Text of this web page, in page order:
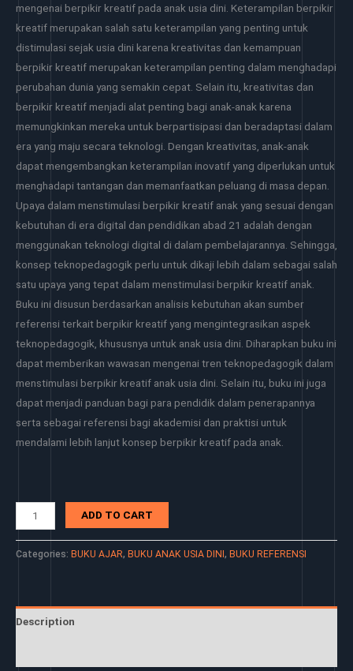
mengenai berpikir kreatif pada anak usia dini. Keterampilan berpikir
kreatif merupakan salah satu keterampilan yang penting untuk
distimulasi sejak usia dini karena kreativitas dan kemampuan
berpikir kreatif merupakan keterampilan penting dalam menghadapi
perubahan dunia yang semakin cepat. Selain itu, kreativitas dan
berpikir kreatif menjadi alat penting bagi anak-anak karena
memungkinkan mereka untuk berpartisipasi dan beradaptasi dalam
era yang maju secara teknologi. Dengan kreativitas, anak-anak
dapat mengembangkan keterampilan inovatif yang diperlukan untuk
menghadapi tantangan dan memanfaatkan peluang di masa depan.
Upaya dalam menstimulasi berpikir kreatif anak yang sesuai dengan
kebutuhan di era digital dan pendidikan abad 21 adalah dengan
menggunakan teknologi digital di dalam pembelajarannya. Sehingga,
konsep teknopedagogik perlu untuk dikaji lebih dalam sebagai salah
satu upaya yang tepat dalam menstimulasi berpikir kreatif anak.
Buku ini disusun berdasarkan analisis kebutuhan akan sumber
referensi terkait berpikir kreatif yang mengintegrasikan aspek
teknopedagogik, khususnya untuk anak usia dini. Diharapkan buku ini
dapat memberikan wawasan mengenai tren teknopedagogik dalam
menstimulasi berpikir kreatif anak usia dini. Selain itu, buku ini juga
dapat menjadi panduan bagi para pendidik dalam penerapannya
serta sebagai referensi bagi akademisi dan praktisi untuk
mendalami lebih lanjut konsep berpikir kreatif pada anak.
ADD TO CART
Categories: BUKU AJAR, BUKU ANAK USIA DINI , BUKU REFERENSI
Description